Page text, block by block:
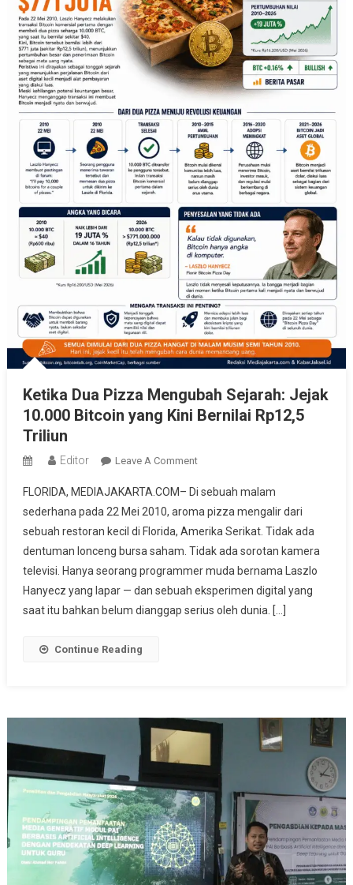
Ketika Dua Pizza Mengubah Sejarah: Jejak
10.000 Bitcoin yang Kini Bernilai Rp12,5
Triliun
Editor Leave A CommentOn
Dua
Pizza
Mengubah
Sejarah:
Jejak
10.000
Bitcoin
FLORIDA, MEDIAJAKARTA.COM– Di sebuah malam
sederhana pada 22 Mei 2010, aroma pizza mengalir dari
sebuah restoran kecil di Florida, Amerika Serikat. Tidak ada
dentuman lonceng bursa saham. Tidak ada sorotan kamera
televisi. Hanya seorang programmer muda bernama Laszlo
Hanyecz yang lapar — dan sebuah eksperimen digital yang
saat itu bahkan belum dianggap serius oleh dunia. […]
Continue Reading